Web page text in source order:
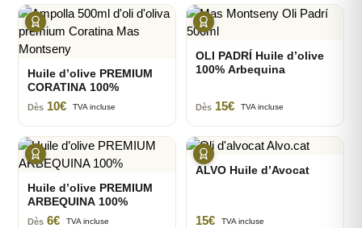
Huile d’olive PREMIUM
CORATINA 100%
Dès 10€ TVA incluse
OLI PADRÍ Huile d’olive
100% Arbequina
Dès 15€ TVA incluse
Huile d’olive PREMIUM
ARBEQUINA 100%
Dès 6€ TVA incluse
ALVO Huile d’Avocat
15€ TVA incluse